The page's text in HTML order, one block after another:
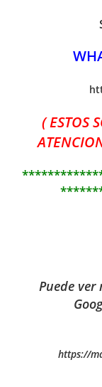
( ESTOS
Puede ver
https://